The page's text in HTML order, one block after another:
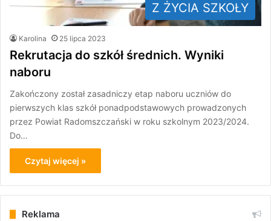
Z ŻYCIA SZKOŁY
Karolina 25 lipca 2023
Rekrutacja do szkół średnich. Wyniki
naboru
Zakończony został zasadniczy etap naboru uczniów do
pierwszych klas szkół ponadpodstawowych prowadzonych
przez Powiat Radomszczański w roku szkolnym 2023/2024.
Do…
Czytaj więcej »
Reklama